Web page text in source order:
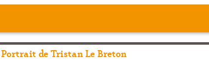
Portrait de Tristan Le Breton